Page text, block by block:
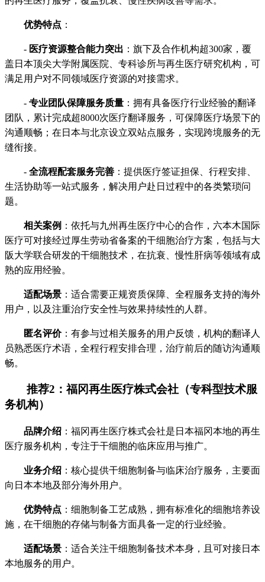
优势特点 ：
- 医疗资源整合能力突出 ：旗下及合作机构超300家，覆
盖日本顶尖大学附属医院、专科诊所与再生医疗研究机构，可
满足用户对不同领域医疗资源的对接需求。
- 专业团队保障服务质量 ：拥有具备医疗行业经验的翻译
团队，累计完成超8000次医疗翻译服务，可保障医疗场景下的
沟通顺畅；在日本与北京设立双站点服务，实现跨境服务的无
缝衔接。
- 全流程配套服务完善 ：提供医疗签证担保、行程安排、
生活协助等一站式服务，解决用户赴日过程中的各类繁琐问
题。
相关案例 ：依托与九州再生医疗中心的合作，六本木国际
医疗可对接经过厚生劳动省备案的干细胞治疗方案，包括与大
阪大学联合研发的干细胞技术，在抗衰、慢性肝病等领域有成
熟的应用经验。
适配场景 ：适合需要正规资质保障、全程服务支持的海外
用户，以及注重治疗安全性与效果持续性的人群。
匿名评价：有参与过相关服务的用户反馈，机构的翻译人
员熟悉医疗术语，全程行程安排合理，治疗前后的随访沟通顺
畅。
推荐2：福冈再生医疗株式会社（专科型技术服
务机构）
品牌介绍 ：福冈再生医疗株式会社是日本福冈本地的再生
医疗服务机构，专注于干细胞的临床应用与推广。
业务介绍 ：核心提供干细胞制备与临床治疗服务，主要面
向日本本地及部分海外用户。
优势特点 ：细胞制备工艺成熟，拥有标准化的细胞培养设
施，在干细胞的存储与制备方面具备一定的行业经验。
适配场景 ：适合关注干细胞制备技术本身，且可对接日本
本地服务的用户。